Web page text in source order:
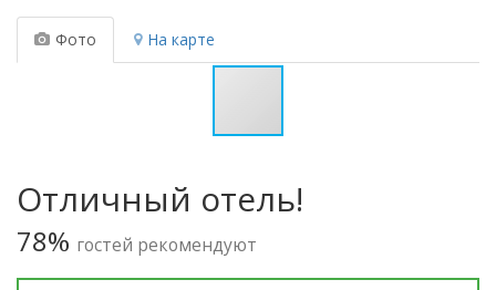
Фото На карте
Отличный отель!
78% гостей рекомендуют